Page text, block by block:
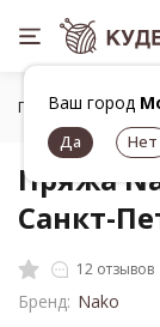
Ваш город
Главная Все
Пряжа
Санкт-
12 отзывов
Бренд: Nako